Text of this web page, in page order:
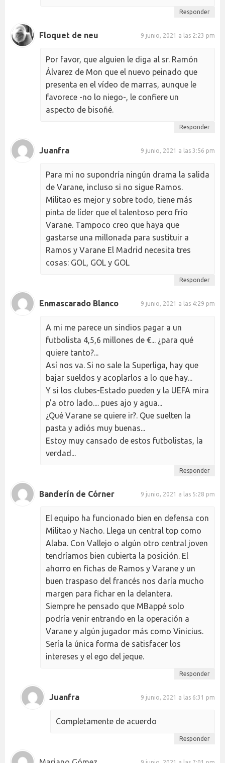
Responder
Floquet de neu 9 junio, 2021 a las 2:23 pm
Por favor, que alguien le diga al sr. Ramón
Álvarez de Mon que el nuevo peinado que
presenta en el vídeo de marras, aunque le
favorece -no lo niego-, le confiere un
aspecto de bisoñé.
Responder
Juanfra 9 junio, 2021 a las 3:56 pm
Para mi no supondría ningún drama la salida
de Varane, incluso si no sigue Ramos.
Militao es mejor y sobre todo, tiene más
pinta de líder que el talentoso pero frío
Varane. Tampoco creo que haya que
gastarse una millonada para sustituir a
Ramos y Varane El Madrid necesita tres
cosas: GOL, GOL y GOL
Responder
Enmascarado Blanco 9 junio, 2021 a las 4:29 pm
A mi me parece un sindios pagar a un
futbolista 4,5,6 millones de €... ¿para qué
quiere tanto?...
Así nos va. Si no sale la Superliga, hay que
bajar sueldos y acoplarlos a lo que hay...
Y si los clubes-Estado pueden y la UEFA mira
p'a otro lado.... pues ajo y agua...
¿Qué Varane se quiere ir?. Que suelten la
pasta y adiós muy buenas...
Estoy muy cansado de estos futbolistas, la
verdad...
Responder
Banderín de Córner 9 junio, 2021 a las 5:28 pm
El equipo ha funcionado bien en defensa con
Militao y Nacho. Llega un central top como
Alaba. Con Vallejo o algún otro central joven
tendríamos bien cubierta la posición. El
ahorro en fichas de Ramos y Varane y un
buen traspaso del francés nos daría mucho
margen para fichar en la delantera.
Siempre he pensado que MBappé solo
podría venir entrando en la operación a
Varane y algún jugador más como Vinicius.
Sería la única forma de satisfacer los
intereses y el ego del jeque.
Responder
Juanfra 9 junio, 2021 a las 6:31 pm
Completamente de acuerdo
Responder